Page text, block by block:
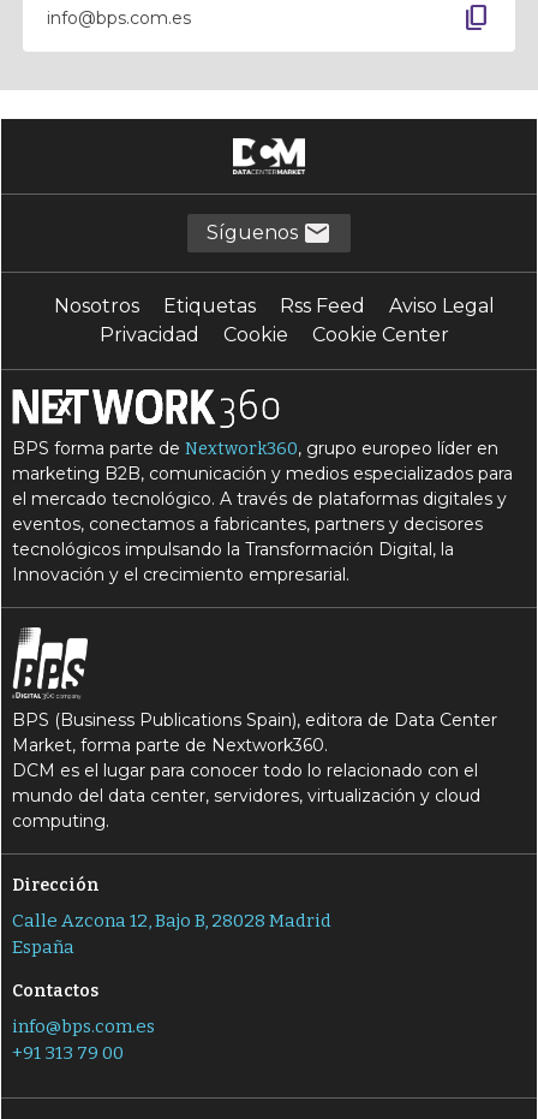
info@bps.com.es content_copy
Síguenos
Nosotros Etiquetas Rss Feed
Aviso Legal
Privacidad
Cookie Cookie Center
BPS forma parte deNextwork360, grupo europeo líder en
marketing B2B, comunicación y medios especializados para
el mercado tecnológico. A través de plataformas digitales y
eventos, conectamos a fabricantes, partners y decisores
tecnológicos impulsando la Transformación Digital, la
Innovación y el crecimiento empresarial.
BPS (Business Publications Spain), editora de Data Center
Market, forma parte de Nextwork360.
DCM es el lugar para conocer todo lo relacionado con el
mundo del data center, servidores, virtualización y cloud
computing.
Dirección
Calle Azcona 12, Bajo B, 28028 Madrid
España
Contactos
info@bps.com.es
+91 313 79 00